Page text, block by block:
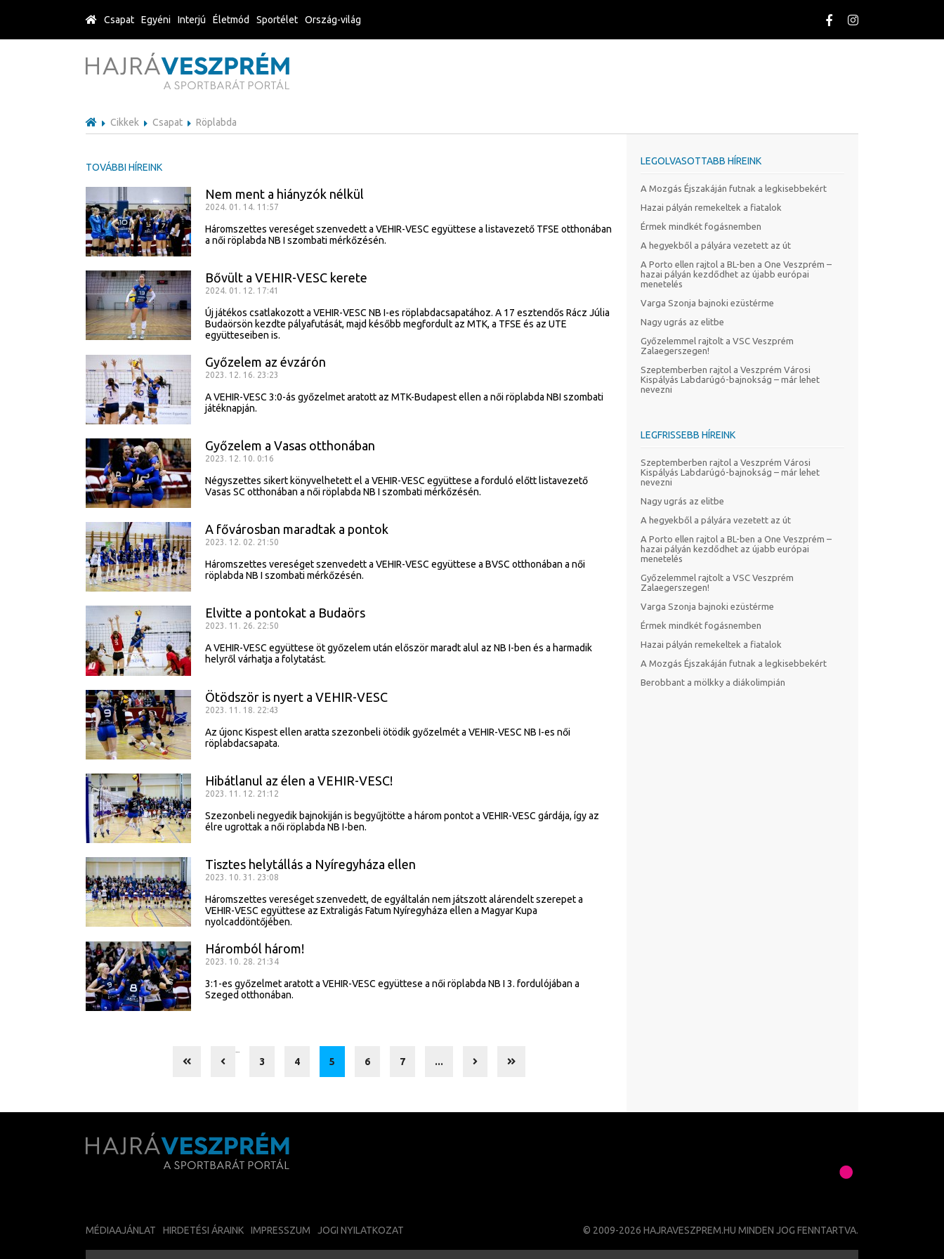
Cikkek Csapat Röplabda
TOVÁBBI HÍREINK
Nem ment a hiányzók nélkül
2024. 01. 14. 11:57
Háromszettes vereséget szenvedett a VEHIR-VESC együttese a listavezető TFSE otthonában
a női röplabda NB I szombati mérkőzésén.
Bővült a VEHIR-VESC kerete
2024. 01. 12. 17:41
Új játékos csatlakozott a VEHIR-VESC NB I-es röplabdacsapatához. A 17 esztendős Rácz Júlia
Budaörsön kezdte pályafutását, majd később megfordult az MTK, a TFSE és az UTE
együtteseiben is.
Győzelem az évzárón
2023. 12. 16. 23:23
A VEHIR-VESC 3:0-ás győzelmet aratott az MTK-Budapest ellen a női röplabda NBI szombati
játéknapján.
Győzelem a Vasas otthonában
2023. 12. 10. 0:16
Négyszettes sikert könyvelhetett el a VEHIR-VESC együttese a forduló előtt listavezető
Vasas SC otthonában a női röplabda NB I szombati mérkőzésén.
A fővárosban maradtak a pontok
2023. 12. 02. 21:50
Háromszettes vereséget szenvedett a VEHIR-VESC együttese a BVSC otthonában a női
röplabda NB I szombati mérkőzésén.
Elvitte a pontokat a Budaörs
2023. 11. 26. 22:50
A VEHIR-VESC együttese öt győzelem után először maradt alul az NB I-ben és a harmadik
helyről várhatja a folytatást.
Ötödször is nyert a VEHIR-VESC
2023. 11. 18. 22:43
Az újonc Kispest ellen aratta szezonbeli ötödik győzelmét a VEHIR-VESC NB I-es női
röplabdacsapata.
Hibátlanul az élen a VEHIR-VESC!
2023. 11. 12. 21:12
Szezonbeli negyedik bajnokiján is begyűjtötte a három pontot a VEHIR-VESC gárdája, így az
élre ugrottak a női röplabda NB I-ben.
Tisztes helytállás a Nyíregyháza ellen
2023. 10. 31. 23:08
Háromszettes vereséget szenvedett, de egyáltalán nem játszott alárendelt szerepet a
VEHIR-VESC együttese az Extraligás Fatum Nyíregyháza ellen a Magyar Kupa
nyolcaddöntőjében.
Háromból három!
2023. 10. 28. 21:34
3:1-es győzelmet aratott a VEHIR-VESC együttese a női röplabda NB I 3. fordulójában a
Szeged otthonában.
3 4 5 6 7 ...
LEGOLVASOTTABB HÍREINK
A Mozgás Éjszakáján futnak a legkisebbekért
Hazai pályán remekeltek a fiatalok
Érmek mindkét fogásnemben
A hegyekből a pályára vezetett az út
A Porto ellen rajtol a BL-ben a One Veszprém –
hazai pályán kezdődhet az újabb európai
menetelés
Varga Szonja bajnoki ezüstérme
Nagy ugrás az elitbe
Győzelemmel rajtolt a VSC Veszprém
Zalaegerszegen!
Szeptemberben rajtol a Veszprém Városi
Kispályás Labdarúgó-bajnokság – már lehet
nevezni
LEGFRISSEBB HÍREINK
Szeptemberben rajtol a Veszprém Városi
Kispályás Labdarúgó-bajnokság – már lehet
nevezni
Nagy ugrás az elitbe
A hegyekből a pályára vezetett az út
A Porto ellen rajtol a BL-ben a One Veszprém –
hazai pályán kezdődhet az újabb európai
menetelés
Győzelemmel rajtolt a VSC Veszprém
Zalaegerszegen!
Varga Szonja bajnoki ezüstérme
Érmek mindkét fogásnemben
Hazai pályán remekeltek a fiatalok
A Mozgás Éjszakáján futnak a legkisebbekért
Berobbant a mölkky a diákolimpián
MÉDIAAJÁNLAT HIRDETÉSI ÁRAINK IMPRESSZUM JOGI NYILATKOZAT © 2009-2026 HAJRAVESZPREM.HU MINDEN JOG FENNTARTVA.
Csapat Egyéni Interjú Életmód Sportélet Ország-világ